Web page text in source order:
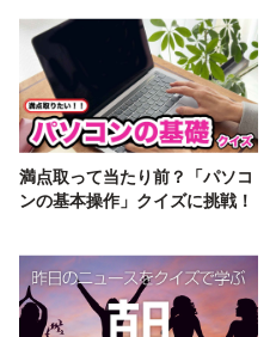
満点取って当たり前？「パソコ
ンの基本操作」クイズに挑戦！